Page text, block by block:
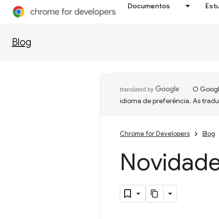
Documentos
Blog
O
idioma de preferência. As
Chrome for Developers Blog